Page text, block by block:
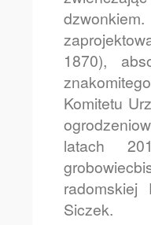
1870),
Komitetu
latach
Siczek.